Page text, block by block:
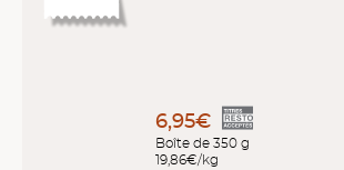
6,95€
Boîte de 350 g
19,86€/kg